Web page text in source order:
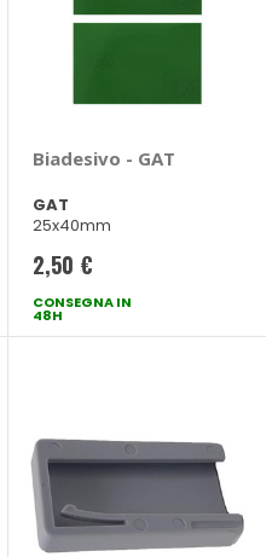
Biadesivo - GAT
GAT
25x40mm
2,50 €
CONSEGNA IN
48H